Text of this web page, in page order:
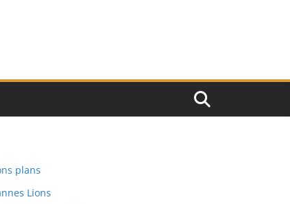
plans
Lions